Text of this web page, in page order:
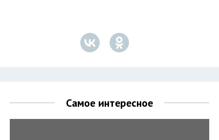
Самое интересное